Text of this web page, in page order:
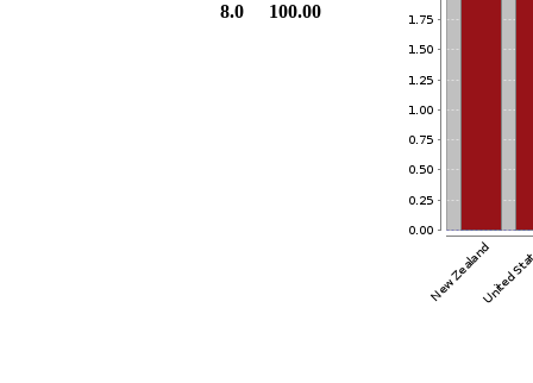
8.0
100.00